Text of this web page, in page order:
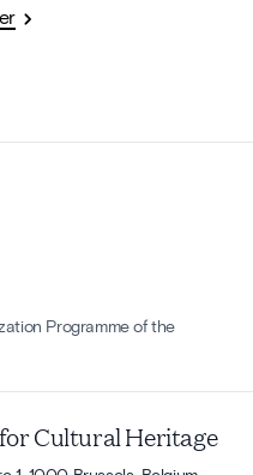
Programme of the
Cultural Heritage